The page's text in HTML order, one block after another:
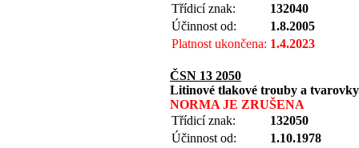
Třídicí znak:
132040
Účinnost od:
1.8.2005
Platnost ukončena: 1.4.2023
ČSN 13 2050
Litinové tlakové trouby a
NORMA JE ZRUŠENA
Třídicí znak:
132050
Účinnost od:
1.10.1978